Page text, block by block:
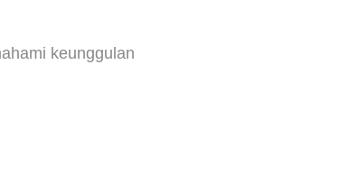
keunggulan